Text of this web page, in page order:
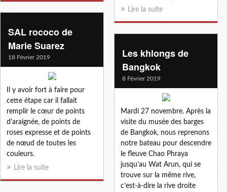
Lire la suite
SAL rococo de
Marie Suarez
18 Février 2019
Il y avoir fort à faire pour
cette étape car il fallait
remplir le cœur de points
d'araignée, de points de
roses expresse et de points
de nœud de toutes les
couleurs.
Lire la suite
Les khlongs de
Bangkok
8 Février 2019
Mardi 27 novembre. Après la
visite du musée des barges
de Bangkok, nous reprenons
notre bateau pour descendre
le fleuve Chao Phraya
jusqu’au Wat Arun, qui se
trouve sur la même rive,
c’est-à-dire la rive droite